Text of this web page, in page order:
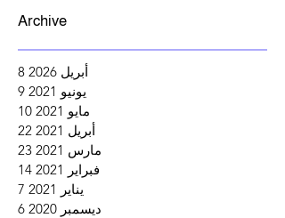
Archive
أبريل 2026 8
يونيو 2021
9
مايو 2021
10
أبريل 2021
22
مارس 2021
23
فبراير 2021
14
يناير 2021
7
ديسمبر 2020
6